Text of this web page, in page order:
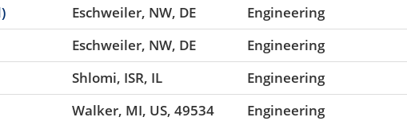
Eschweiler, NW, DE Engineering
Eschweiler, NW, DE Engineering
Shlomi, ISR, IL Engineering
Walker, MI, US, 49534 Engineering